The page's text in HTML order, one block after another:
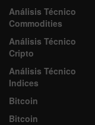
Análisis Técnico
Commodities
Análisis Técnico
Cripto
Análisis Técnico
Indices
Bitcoin
Bitcoin